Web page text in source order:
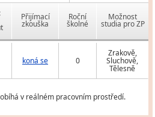
Přijímací
zkouška
Roční
školné
Možnost
studia pro ZP
koná se 0
Zrakově,
Sluchově,
Tělesně
v reálném pracovním prostředí.